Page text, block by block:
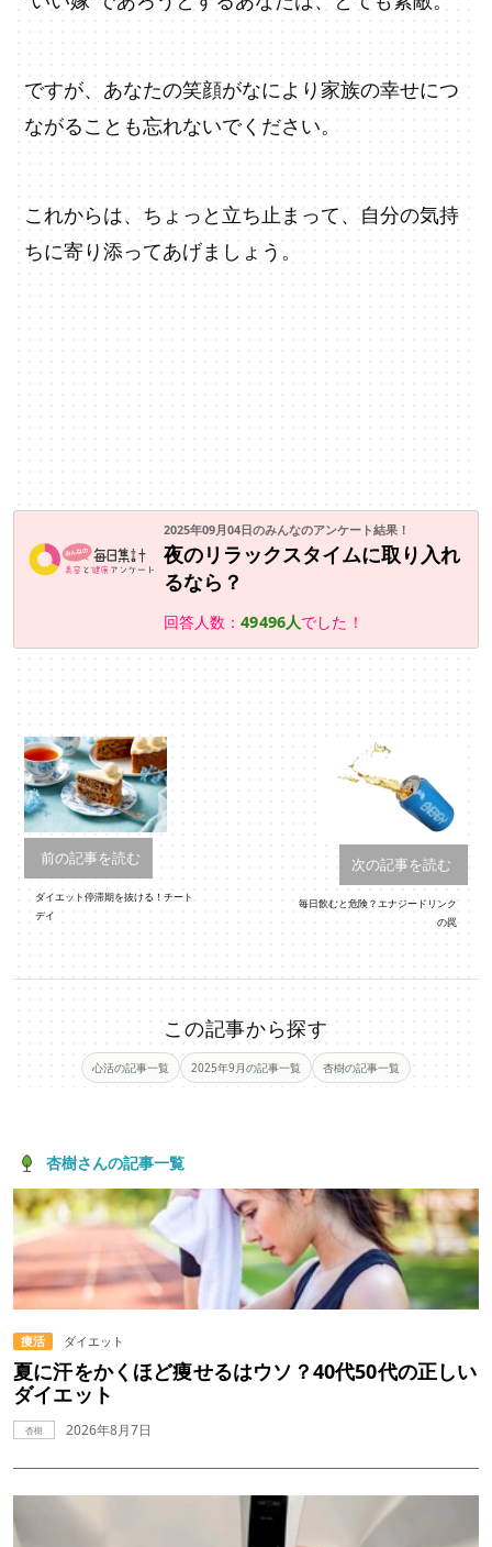
ですが、あなたの笑顔がなにより家族の幸せにつ
ながることも忘れないでください。
これからは、ちょっと立ち止まって、自分の気持
ちに寄り添ってあげましょう。
2025年09月04日のみんなのアンケート結果！
夜のリラックスタイムに取り入れ
るなら？
回答人数：49496人でした！
前の記事を読む
ダイエット停滞期を抜ける！チート
デイ
次の記事を読む
毎日飲むと危険？エナジードリンク
の罠
この記事から探す
心活の記事一覧 2025年9月の記事一覧 杏樹の記事一覧
杏樹さんの記事一覧
痩活 ダイエット
夏に汗をかくほど痩せるはウソ？40代50代の正しい
ダイエット
杏樹 2026年8月7日